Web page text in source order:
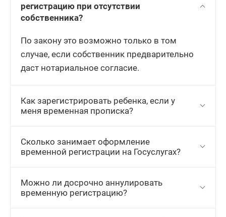
регистрацию при отсутствии
собственника?
По закону это возможно только в том
случае, если собственник предварительно
даст нотариальное согласие.
Как зарегистрировать ребенка, если у
меня временная прописка?
Сколько занимает оформление
временной регистрации на Госуслугах?
Можно ли досрочно аннулировать
временную регистрацию?